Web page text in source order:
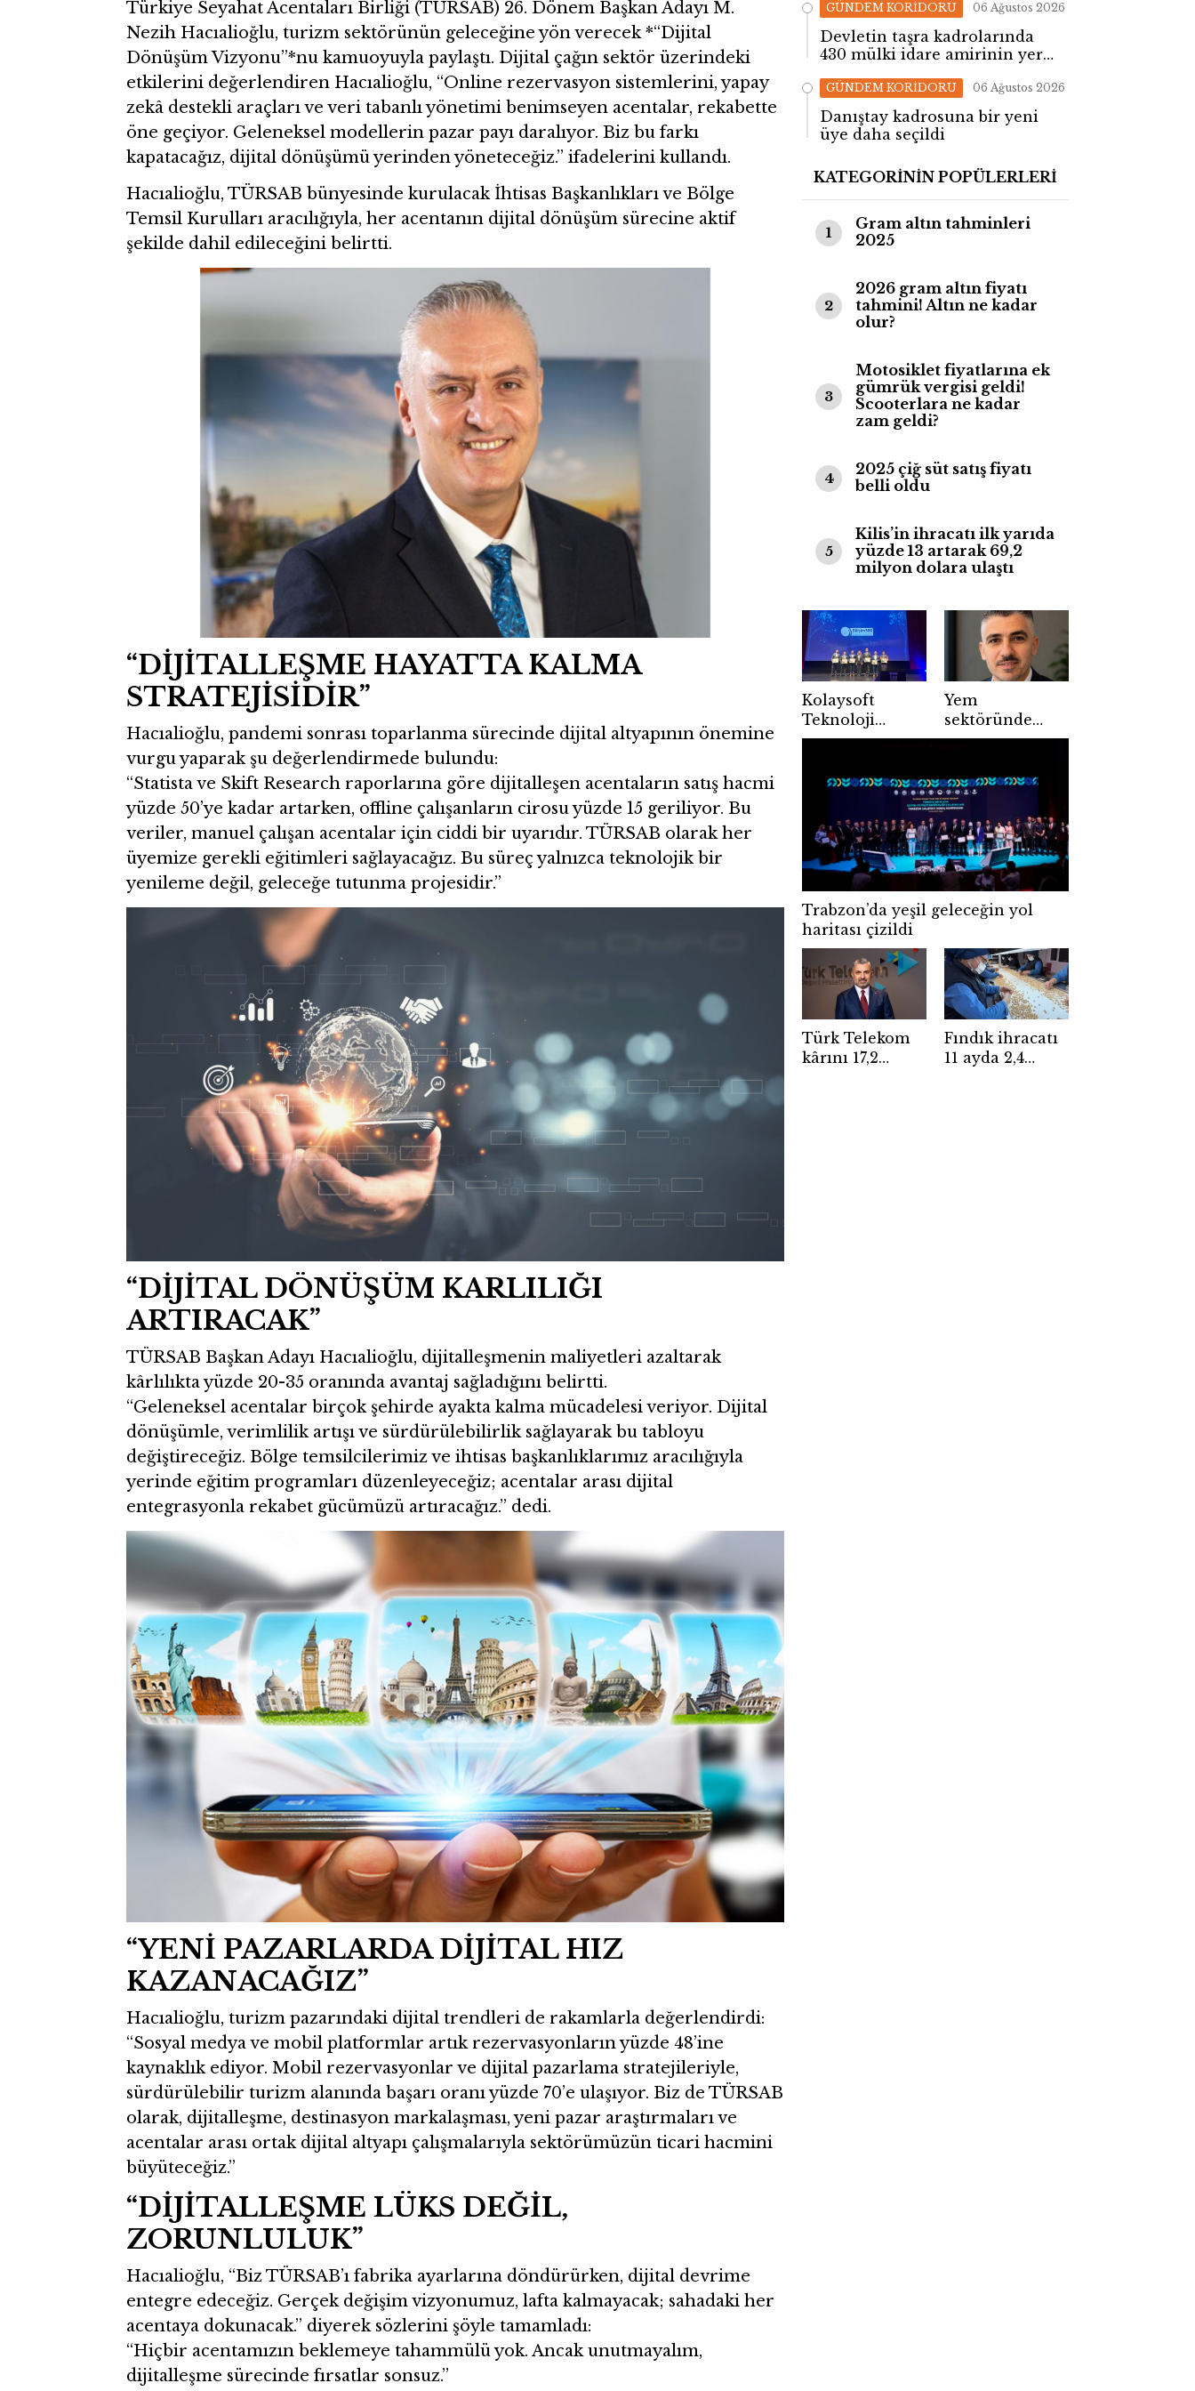
Türkiye Seyahat Acentaları Birliği (TÜRSAB) 26. Dönem Başkan Adayı M.
Nezih Hacıalioğlu, turizm sektörünün geleceğine yön verecek *“Dijital
Dönüşüm Vizyonu”*nu kamuoyuyla paylaştı. Dijital çağın sektör üzerindeki
etkilerini değerlendiren Hacıalioğlu, “Online rezervasyon sistemlerini, yapay
zekâ destekli araçları ve veri tabanlı yönetimi benimseyen acentalar, rekabette
öne geçiyor. Geleneksel modellerin pazar payı daralıyor. Biz bu farkı
kapatacağız, dijital dönüşümü yerinden yöneteceğiz.” ifadelerini kullandı.
Hacıalioğlu, TÜRSAB bünyesinde kurulacak İhtisas Başkanlıkları ve Bölge
Temsil Kurulları aracılığıyla, her acentanın dijital dönüşüm sürecine aktif
şekilde dahil edileceğini belirtti.
“DİJİTALLEŞME HAYATTA KALMA
STRATEJİSİDİR”
Hacıalioğlu, pandemi sonrası toparlanma sürecinde dijital altyapının önemine
vurgu yaparak şu değerlendirmede bulundu:
“Statista ve Skift Research raporlarına göre dijitalleşen acentaların satış hacmi
yüzde 50’ye kadar artarken, offline çalışanların cirosu yüzde 15 geriliyor. Bu
veriler, manuel çalışan acentalar için ciddi bir uyarıdır. TÜRSAB olarak her
üyemize gerekli eğitimleri sağlayacağız. Bu süreç yalnızca teknolojik bir
yenileme değil, geleceğe tutunma projesidir.”
“DİJİTAL DÖNÜŞÜM KARLILIĞI
ARTIRACAK”
TÜRSAB Başkan Adayı Hacıalioğlu, dijitalleşmenin maliyetleri azaltarak
kârlılıkta yüzde 20-35 oranında avantaj sağladığını belirtti.
“Geleneksel acentalar birçok şehirde ayakta kalma mücadelesi veriyor. Dijital
dönüşümle, verimlilik artışı ve sürdürülebilirlik sağlayarak bu tabloyu
değiştireceğiz. Bölge temsilcilerimiz ve ihtisas başkanlıklarımız aracılığıyla
yerinde eğitim programları düzenleyeceğiz; acentalar arası dijital
entegrasyonla rekabet gücümüzü artıracağız.” dedi.
“YENİ PAZARLARDA DİJİTAL HIZ
KAZANACAĞIZ”
Hacıalioğlu, turizm pazarındaki dijital trendleri de rakamlarla değerlendirdi:
“Sosyal medya ve mobil platformlar artık rezervasyonların yüzde 48’ine
kaynaklık ediyor. Mobil rezervasyonlar ve dijital pazarlama stratejileriyle,
sürdürülebilir turizm alanında başarı oranı yüzde 70’e ulaşıyor. Biz de TÜRSAB
olarak, dijitalleşme, destinasyon markalaşması, yeni pazar araştırmaları ve
acentalar arası ortak dijital altyapı çalışmalarıyla sektörümüzün ticari hacmini
büyüteceğiz.”
“DİJİTALLEŞME LÜKS DEĞİL,
ZORUNLULUK”
Hacıalioğlu, “Biz TÜRSAB’ı fabrika ayarlarına döndürürken, dijital devrime
entegre edeceğiz. Gerçek değişim vizyonumuz, lafta kalmayacak; sahadaki her
acentaya dokunacak.” diyerek sözlerini şöyle tamamladı:
“Hiçbir acentamızın beklemeye tahammülü yok. Ancak unutmayalım,
dijitalleşme sürecinde fırsatlar sonsuz.”
GÜNDEM KORİDORU 06 Ağustos 2026
Devletin taşra kadrolarında
430 mülki idare amirinin yeri
GÜNDEM KORİDORU 06 Ağustos 2026
Danıştay kadrosuna bir yeni
üye daha seçildi
KATEGORİNİN POPÜLERLERİ
1
Gram altın tahminleri
2025
2
2026 gram altın fiyatı
tahmini! Altın ne kadar
olur?
3
Motosiklet fiyatlarına ek
gümrük vergisi geldi!
Scooterlara ne kadar
zam geldi?
4
2025 çiğ süt satış fiyatı
belli oldu
5
Kilis’in ihracatı ilk yarıda
yüzde 13 artarak 69,2
milyon dolara ulaştı
Kolaysoft
Teknoloji
Bilişim500’de
birinci seçildi
Yem
sektöründe
maliyetlere
kaynak hamlesi
Trabzon’da yeşil geleceğin yol
haritası çizildi
Türk Telekom
kârını 17,2
Fındık ihracatı
11 ayda 2,4